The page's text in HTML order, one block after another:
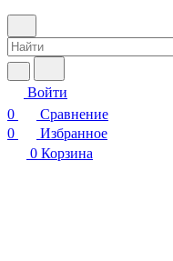
Войти
0
Сравнение
0
Избранное
0 Корзина